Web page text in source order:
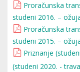
Proračunska
studeni 2016. –
Proračunska
studeni 2015. –
Priznanje
(studeni 2020. -